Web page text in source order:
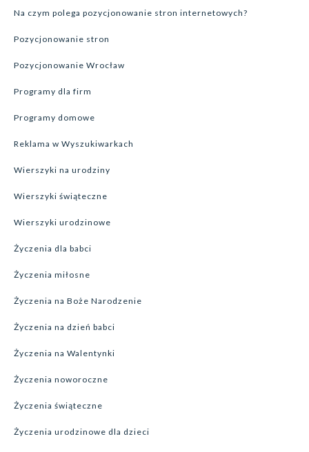
Na czym polega pozycjonowanie stron internetowych?
Pozycjonowanie stron
Pozycjonowanie Wrocław
Programy dla firm
Programy domowe
Reklama w Wyszukiwarkach
Wierszyki na urodziny
Wierszyki świąteczne
Wierszyki urodzinowe
Życzenia dla babci
Życzenia miłosne
Życzenia na Boże Narodzenie
Życzenia na dzień babci
Życzenia na Walentynki
Życzenia noworoczne
Życzenia świąteczne
Życzenia urodzinowe dla dzieci